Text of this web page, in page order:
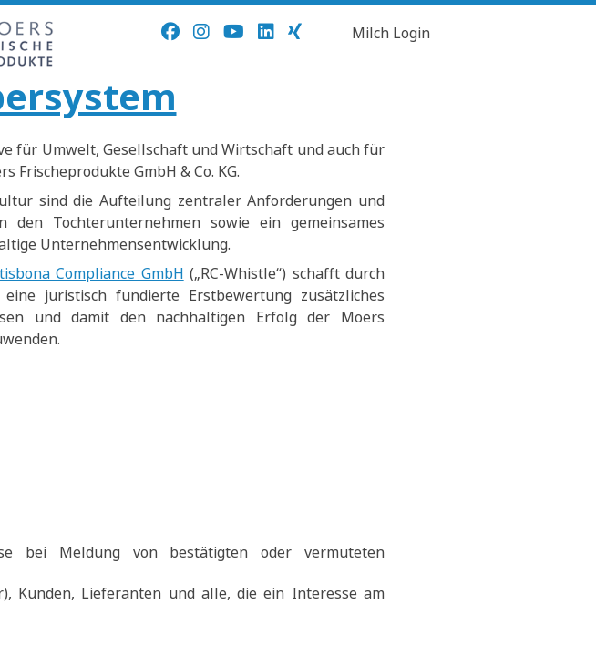
Milch Login
für Umwelt, Gesellschaft und Wirtschaft und auch für
GmbH & Co. KG.
sind die Aufteilung zentraler Anforderungen und
Tochterunternehmen sowie ein gemeinsames
Unternehmensentwicklung.
Compliance GmbH („RC-Whistle“) schafft durch
juristisch fundierte Erstbewertung zusätzliches
und damit den nachhaltigen Erfolg der Moers
bei Meldung von bestätigten oder vermuteten
Lieferanten und alle, die ein Interesse am